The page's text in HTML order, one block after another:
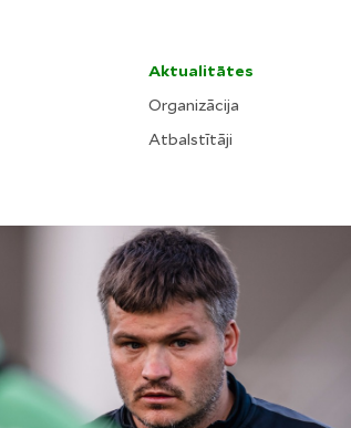
Aktualitātes
Organizācija
Atbalstītāji